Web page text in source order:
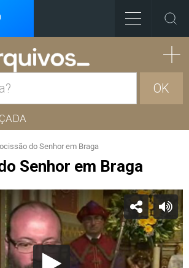
OK
do Senhor em Braga
Senhor em Braga